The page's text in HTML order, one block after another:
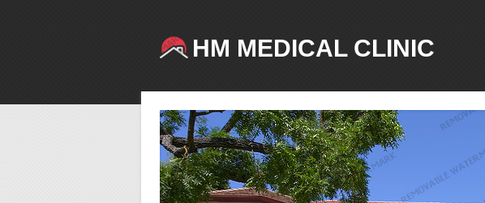
HM MEDICAL CLINIC